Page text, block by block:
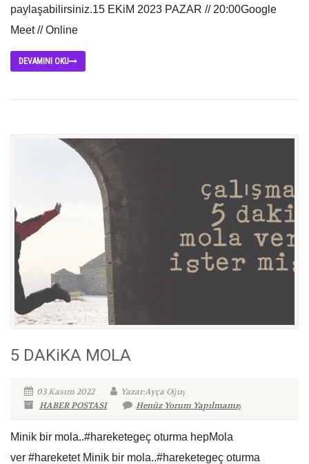
paylaşabilirsiniz.15 EKiM 2023 PAZAR // 20:00Google
Meet // Online
DEVAMINI OKU
5 DAKiKA MOLA
03 Kasım 2022
Yazar:Ayça Oğuş
HABER POSTASI
Henüz Yorum Yapılmamış
Minik bir mola..#hareketegeç oturma hepMola
ver #hareketet Minik bir mola..#hareketegeç oturma